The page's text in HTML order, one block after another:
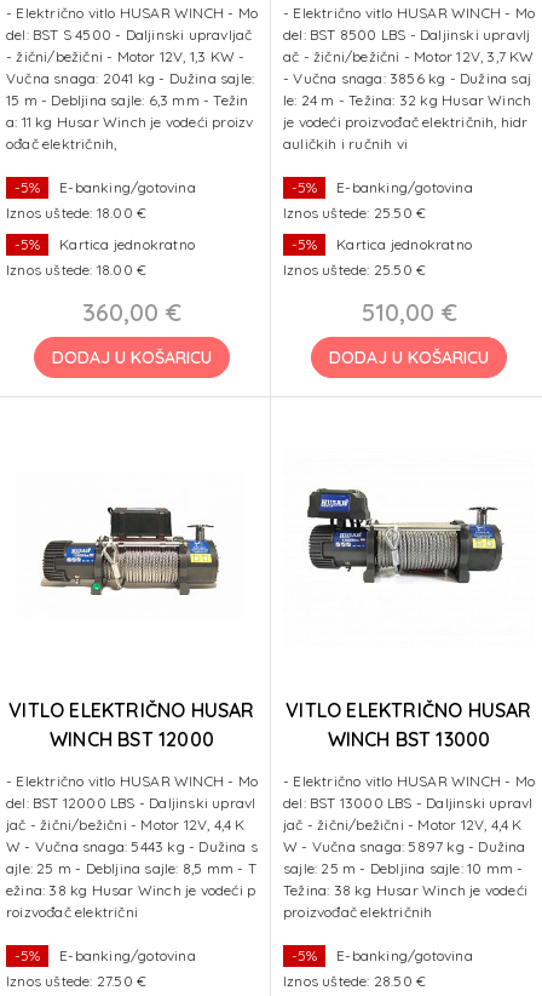
- Električno vitlo HUSAR WINCH - Mo
del: BST S 4500 - Daljinski upravljač
- žični/bežični - Motor 12V, 1,3 KW -
Vučna snaga: 2041 kg - Dužina sajle:
15 m - Debljina sajle: 6,3 mm - Težin
a: 11 kg Husar Winch je vodeći proizv
ođač električnih,
-5%
E-banking/gotovina
Iznos uštede: 18.00 €
-5%
Kartica jednokratno
Iznos uštede: 18.00 €
360,00 €
DODAJ U KOŠARICU
- Električno vitlo HUSAR WINCH - Mo
del: BST 8500 LBS - Daljinski upravlj
ač - žični/bežični - Motor 12V, 3,7 KW
- Vučna snaga: 3856 kg - Dužina saj
le: 24 m - Težina: 32 kg Husar Winch
je vodeći proizvođač električnih, hidr
auličkih i ručnih vi
-5%
E-banking/gotovina
Iznos uštede: 25.50 €
-5%
Kartica jednokratno
Iznos uštede: 25.50 €
510,00 €
DODAJ U KOŠARICU
VITLO ELEKTRIČNO HUSAR
WINCH BST 12000
- Električno vitlo HUSAR WINCH - Mo
del: BST 12000 LBS - Daljinski upravl
jač - žični/bežični - Motor 12V, 4,4 K
W - Vučna snaga: 5443 kg - Dužina s
ajle: 25 m - Debljina sajle: 8,5 mm - T
ežina: 38 kg Husar Winch je vodeći p
roizvođač električni
-5%
E-banking/gotovina
Iznos uštede: 27.50 €
VITLO ELEKTRIČNO HUSAR
WINCH BST 13000
- Električno vitlo HUSAR WINCH - Mo
del: BST 13000 LBS - Daljinski upravl
jač - žični/bežični - Motor 12V, 4,4 K
W - Vučna snaga: 5897 kg - Dužina
sajle: 25 m - Debljina sajle: 10 mm -
Težina: 38 kg Husar Winch je vodeći
proizvođač električnih
-5%
E-banking/gotovina
Iznos uštede: 28.50 €